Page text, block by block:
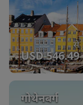
से
USD 546.49
गोथेनबर्ग